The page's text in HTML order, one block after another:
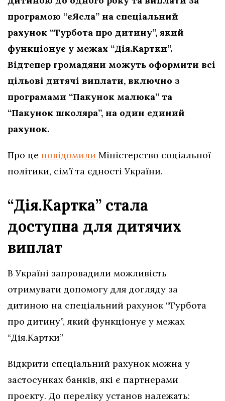
програмою “єЯсла” на спеціальний
рахунок “Турбота про дитину”, який
функціонує у межах “Дія.Картки”.
Відтепер громадяни можуть оформити всі
цільові дитячі виплати, включно з
програмами “Пакунок малюка” та
“Пакунок школяра”, на один єдиний
рахунок.
Про це повідомили Міністерство соціальної
політики, сім’ї та єдності України.
“Дія.Картка” стала
доступна для дитячих
виплат
В Україні запровадили можливість
отримувати допомогу для догляду за
дитиною на спеціальний рахунок “Турбота
про дитину”, який функціонує у межах
“Дія.Картки”
Відкрити спеціальний рахунок можна у
застосунках банків, які є партнерами
проєкту. До переліку установ належать: